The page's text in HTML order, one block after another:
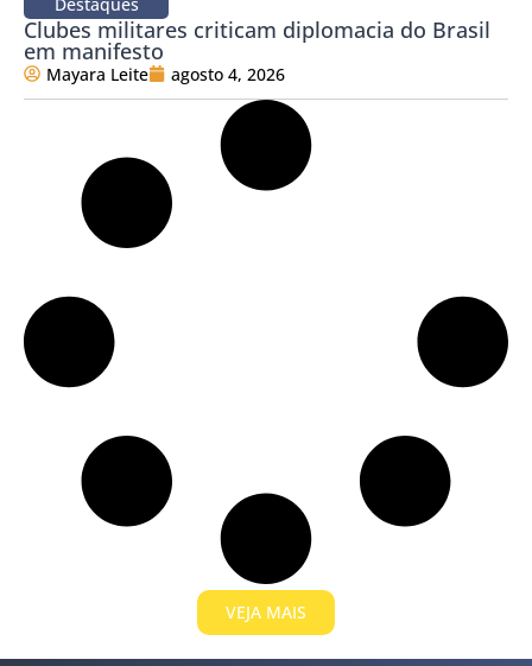
Clubes militares criticam diplomacia do Brasil
em manifesto
Mayara Leite agosto 4, 2026
VEJA MAIS